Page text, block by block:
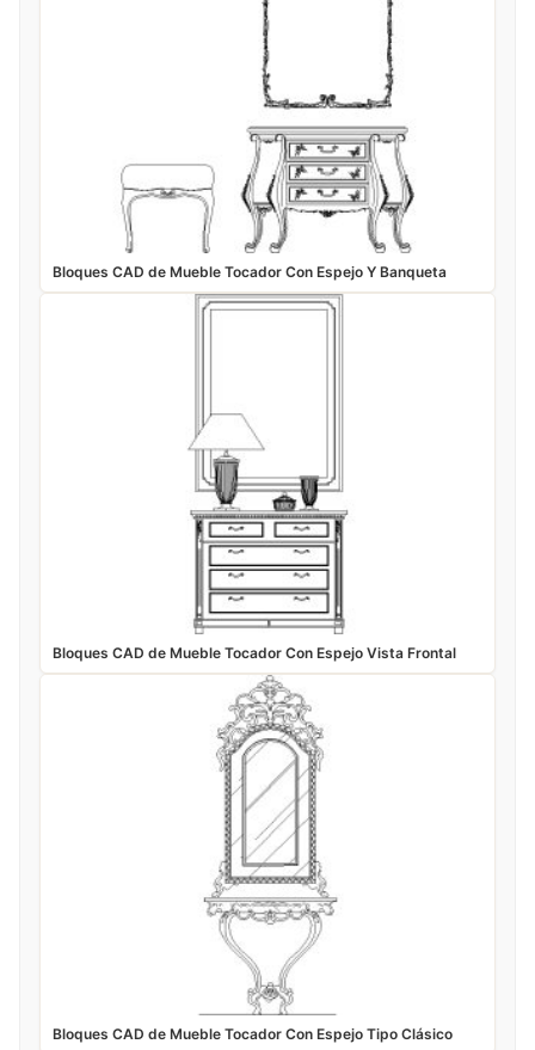
Bloques CAD de Mueble Tocador Con Espejo Y Banqueta
Bloques CAD de Mueble Tocador Con Espejo Vista Frontal
Bloques CAD de Mueble Tocador Con Espejo Tipo Clásico